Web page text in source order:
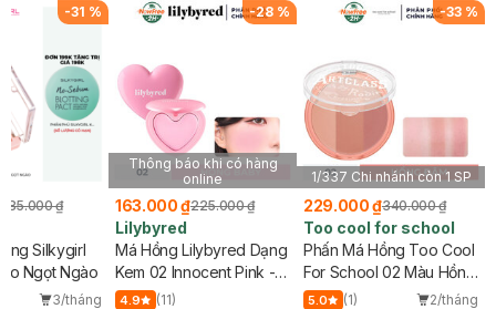
-31 %
185.000 ₫
Silkygirl
Ngọt Ngào
3/tháng
-28 %
Thông báo khi có hàng
online
163.000 ₫225.000 ₫
Lilybyred
Má Hồng Lilybyred Dạng
Kem 02 Innocent Pink -
Hồng Baby 3.5g
4.9
(11)
-33 %
1/337 Chi nhánh còn 1 SP
229.000 ₫340.000 ₫
Too cool for school
Phấn Má Hồng Too Cool
For School 02 Màu Hồng
Đậm 9g
5.0 (1)
2/tháng